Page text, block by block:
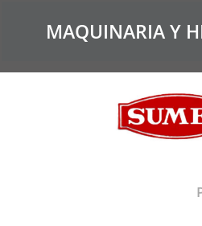
MAQUINARIA Y